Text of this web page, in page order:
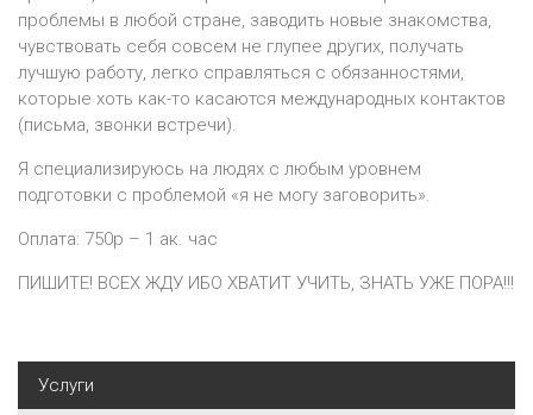
проблемы в любой стране, заводить новые знакомства,
чувствовать себя совсем не глупее других, получать
лучшую работу, легко справляться с обязанностями,
которые хоть как-то касаются международных контактов
(письма, звонки встречи).
Я специализируюсь на людях с любым уровнем
подготовки с проблемой «я не могу заговорить».
Оплата: 750р – 1 ак. час
ПИШИТЕ! ВСЕХ ЖДУ ИБО ХВАТИТ УЧИТЬ, ЗНАТЬ УЖЕ ПОРА!!!
Услуги